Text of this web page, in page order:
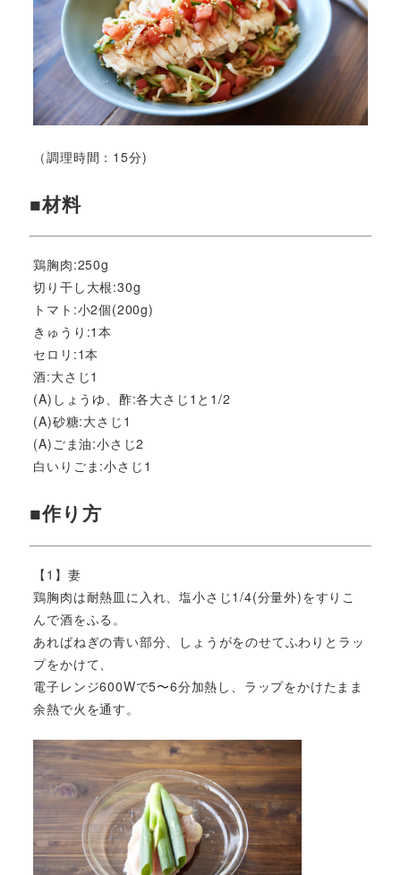
（調理時間：15分)
■材料
鶏胸肉:250g
切り干し大根:30g
トマト:小2個(200g)
きゅうり:1本
セロリ:1本
酒:大さじ1
(A)しょうゆ、酢:各大さじ1と1/2
(A)砂糖:大さじ1
(A)ごま油:小さじ2
白いりごま:小さじ1
■作り方
【1】妻
鶏胸肉は耐熱皿に入れ、塩小さじ1/4(分量外)をすりこ
んで酒をふる。
あればねぎの青い部分、しょうがをのせてふわりとラッ
プをかけて、
電子レンジ600Wで5〜6分加熱し、ラップをかけたまま
余熱で火を通す。